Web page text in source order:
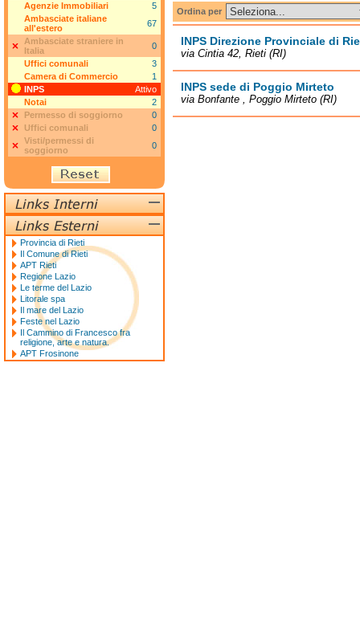
Ordina per
INPS Direzione Provinciale di
via Cintia 42, Rieti (RI)
INPS sede di Poggio Mirteto
via Bonfante , Poggio Mirteto (RI)
Agenzie Immobiliari
5
Ambasciate italiane
all'estero
67
Ambasciate straniere in
Italia
0
Uffici comunali
3
Camera di Commercio
1
INPS
Attivo
Notai
2
Permesso di soggiorno
0
Uffici comunali
0
Visti/permessi di
soggiorno
0
Provincia di Rieti
Il Comune di Rieti
APT Rieti
Regione Lazio
Le terme del Lazio
Litorale spa
Il mare del Lazio
Feste nel Lazio
Il Cammino di Francesco fra
religione, arte e natura.
APT Frosinone